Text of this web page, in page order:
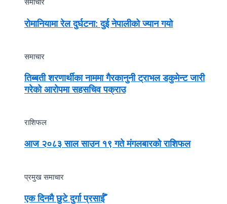
समाचार
रोमानियामा रेल दुर्घटना: दुई नेपालीको ज्यान गयो
समाचार
तिब्बती शरणार्थीका नाममा गैरकानुनी ट्राभल डकुमेन्ट जारी
गरेको आरोपमा सहसचिव पक्राउ
राशिफल
आज २०८३ साल साउन १९ गते मंगलबारको राशिफल
प्रमुख समाचार
एक दिनमै छुटे दुर्गा प्रसाईँ